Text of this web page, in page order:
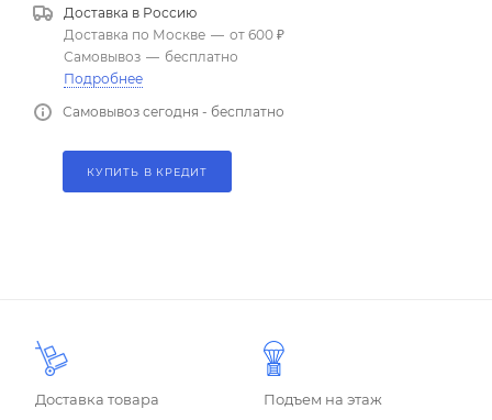
Доставка в Россию
Доставка по Москве — от 600 ₽
Самовывоз — бесплатно
Подробнее
Самовывоз сегодня - бесплатно
КУПИТЬ В КРЕДИТ
Доставка товара Подъем на этаж